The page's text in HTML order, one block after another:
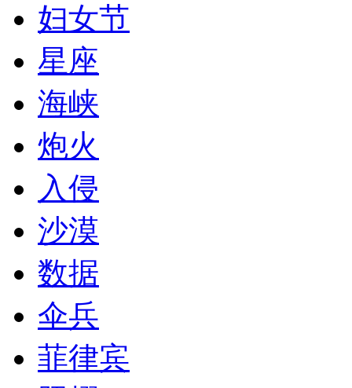
妇女节
星座
海峡
炮火
入侵
沙漠
数据
伞兵
菲律宾